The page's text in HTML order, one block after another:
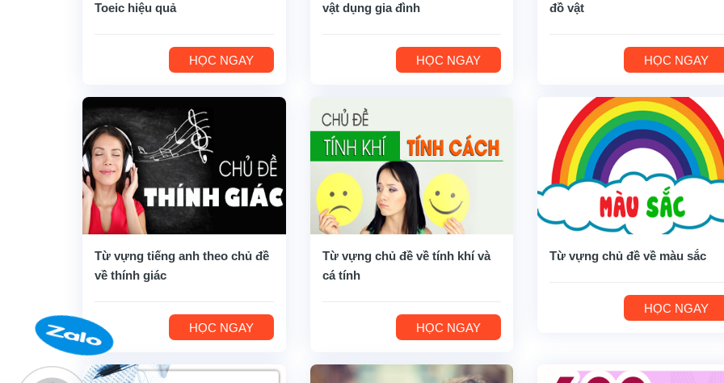
Toeic hiệu quả
HỌC NGAY
vật dụng gia đình
HỌC NGAY
đồ vật
HỌC NGAY
Từ vựng tiếng anh theo chủ đề
về thính giác
HỌC NGAY
Từ vựng chủ đề về tính khí và
cá tính
HỌC NGAY
Từ vựng chủ đề về màu sắc
HỌC NGAY